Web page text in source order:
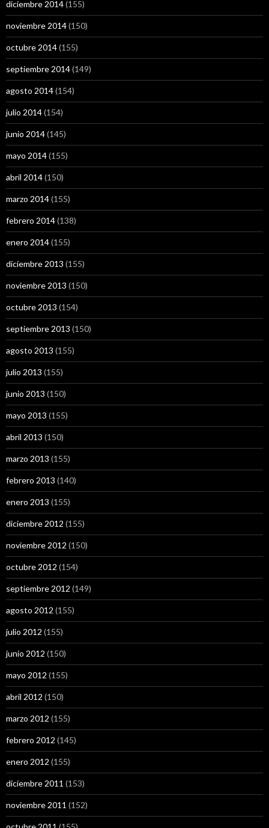
diciembre 2014(155)
noviembre 2014(150)
octubre 2014(155)
septiembre 2014(149)
agosto 2014(154)
julio 2014(154)
junio 2014(145)
mayo 2014(155)
abril 2014(150)
marzo 2014(155)
febrero 2014(138)
enero 2014(155)
diciembre 2013 (155)
noviembre 2013 (150)
octubre 2013 (154)
septiembre 2013 (150)
agosto 2013 (155)
julio 2013 (155)
junio 2013 (150)
mayo 2013 (155)
abril 2013 (150)
marzo 2013 (155)
febrero 2013 (140)
enero 2013 (155)
diciembre 2012 (155)
noviembre 2012 (150)
octubre 2012 (154)
septiembre 2012 (149)
agosto 2012 (155)
julio 2012 (155)
junio 2012 (150)
mayo 2012 (155)
abril 2012 (150)
marzo 2012 (155)
febrero 2012 (145)
enero 2012 (155)
diciembre 2011 (153)
noviembre 2011 (152)